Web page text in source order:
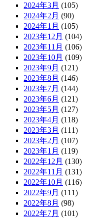
2024年3月 (105)
2024年2月 (90)
2024年1月 (105)
2023年12月 (104)
2023年11月 (106)
2023年10月 (109)
2023年9月 (121)
2023年8月 (146)
2023年7月 (144)
2023年6月 (121)
2023年5月 (127)
2023年4月 (118)
2023年3月 (111)
2023年2月 (107)
2023年1月 (119)
2022年12月 (130)
2022年11月 (131)
2022年10月 (116)
2022年9月 (111)
2022年8月 (98)
2022年7月 (101)